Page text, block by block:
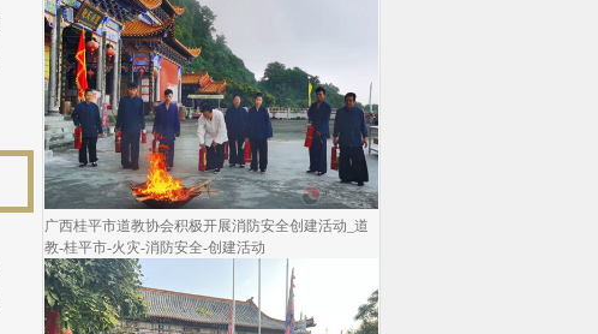
广西桂平市道教协会积极开展消防安全创建活动_道
教-桂平市-火灾-消防安全-创建活动